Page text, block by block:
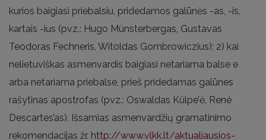
kurios baigiasi priebalsiu, pridedamos galūnės -as, -is,
kartais -ius (pvz.: Hugo Münsterbergas, Gustavas
Teodoras Fechneris, Witoldas Gombrowiczius); 2) kai
nelietuviškas asmenvardis baigiasi netariama balse e
arba netariama priebalse, prieš pridedamas galūnes
rašytinas apostrofas (pvz.: Oswaldas Külpe’ė, René
Descartes’as). Išsamias asmenvardžių gramatinimo
rekomendacijas žr. http://www.vlkk.lt/aktualiausios-